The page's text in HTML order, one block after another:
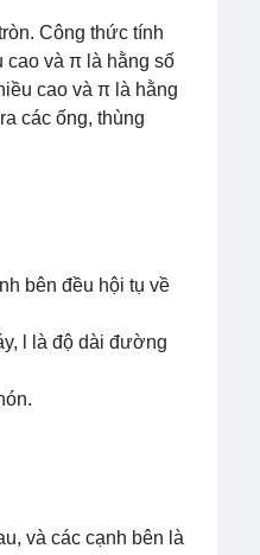
Công thức tính
cao và π là hằng số
cao và π là hằng
các ống, thùng
bên đều hội tụ về
l là độ dài đường
và các cạnh bên là